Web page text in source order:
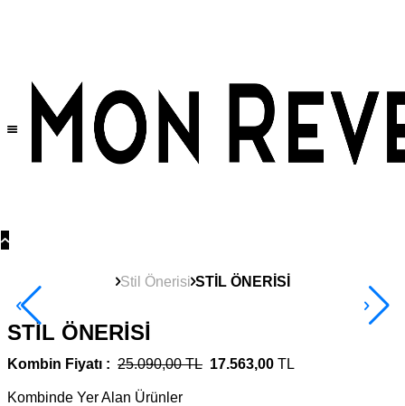
Stil Önerisi STİL ÖNERİSİ
STİL ÖNERİSİ
Kombin Fiyatı : 25.090,00 TL 17.563,00 TL
Kombinde Yer Alan Ürünler